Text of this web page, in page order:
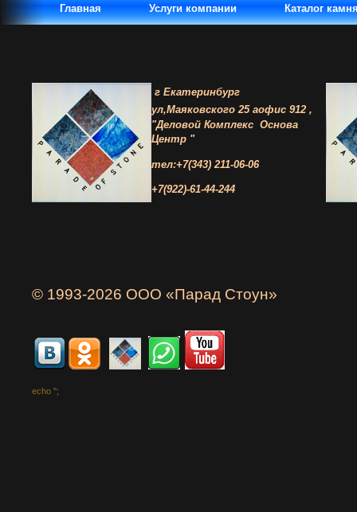
Главная Услуги компании Каталог
г Екатеринбург
ул,Маяковского 25 аофис 912 ,
"Деловой Комплекс Основа
Центр "
тел:+7(343) 211-06-06
+7(922)-61-44-244
© 1993-2026 ООО «Парад Стоун»
echo '';